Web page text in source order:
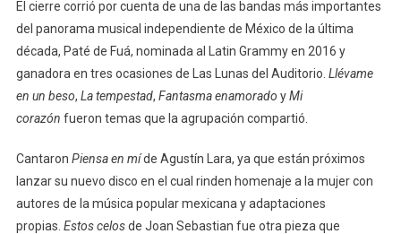
El cierre corrió por cuenta de una de las bandas más importantes
del panorama musical independiente de México de la última
década, Paté de Fuá, nominada al Latin Grammy en 2016 y
ganadora en tres ocasiones de Las Lunas del Auditorio. Llévame
en un beso, La tempestad, Fantasma enamorado yMi
corazón fueron temas que la agrupación compartió.
Cantaron Piensa en míde Agustín Lara, ya que están próximos
lanzar su nuevo disco en el cual rinden homenaje a la mujer con
autores de la música popular mexicana y adaptaciones
propias. Estos celosde Joan Sebastian fue otra pieza que